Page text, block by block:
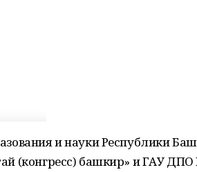
и науки Республики
(конгресс) башкир» и ГАУ ДПО